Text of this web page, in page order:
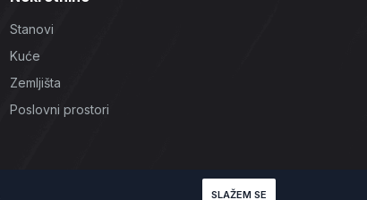
Stanovi
Kuće
Zemljišta
Poslovni prostori
SLAŽEM SE